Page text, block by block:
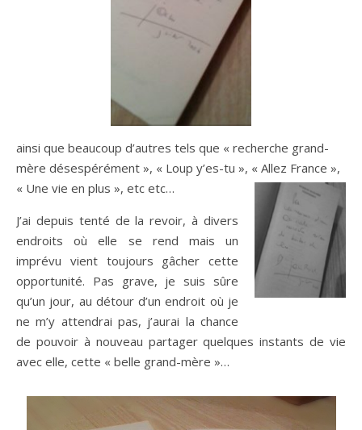
ainsi que beaucoup d’autres tels que « recherche grand-
mère désespérément », « Loup y’es-tu », « Allez France »,
« Une vie en plus », etc etc…
J’ai depuis tenté de la revoir, à divers
endroits où elle se rend mais un
imprévu vient toujours gâcher cette
opportunité. Pas grave, je suis sûre
qu’un jour, au détour d’un endroit où je
ne m’y attendrai pas, j’aurai la chance
de pouvoir à nouveau partager quelques instants de vie
avec elle, cette « belle grand-mère »…